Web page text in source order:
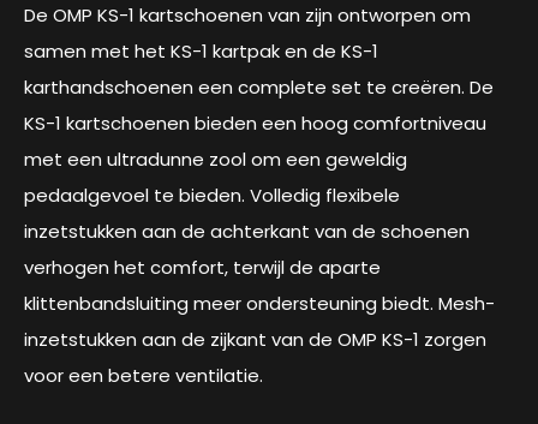
De OMP KS-1 kartschoenen van zijn ontworpen om
samen met het KS-1 kartpak en de KS-1
karthandschoenen een complete set te creëren. De
KS-1 kartschoenen bieden een hoog comfortniveau
met een ultradunne zool om een geweldig
pedaalgevoel te bieden. Volledig flexibele
inzetstukken aan de achterkant van de schoenen
verhogen het comfort, terwijl de aparte
klittenbandsluiting meer ondersteuning biedt. Mesh-
inzetstukken aan de zijkant van de OMP KS-1 zorgen
voor een betere ventilatie.